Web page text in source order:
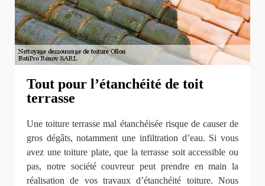
Tout pour l’étanchéité de toit
terrasse
Une toiture terrasse mal étanchéisée risque de causer de
gros dégâts, notamment une infiltration d’eau. Si vous
avez une toiture plate, que la terrasse soit accessible ou
pas, notre société couvreur peut prendre en main la
réalisation de vos travaux d’étanchéité toiture. Nous